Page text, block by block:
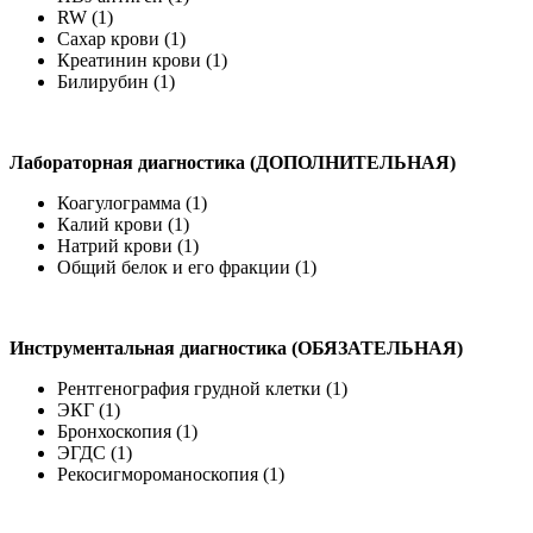
RW (1)
Сахар крови (1)
Креатинин крови (1)
Билирубин (1)
Лабораторная диагностика (ДОПОЛНИТЕЛЬНАЯ)
Коагулограмма (1)
Калий крови (1)
Натрий крови (1)
Общий белок и его фракции (1)
Инструментальная диагностика (ОБЯЗАТЕЛЬНАЯ)
Рентгенография грудной клетки (1)
ЭКГ (1)
Бронхоскопия (1)
ЭГДС (1)
Рекосигмороманоскопия (1)